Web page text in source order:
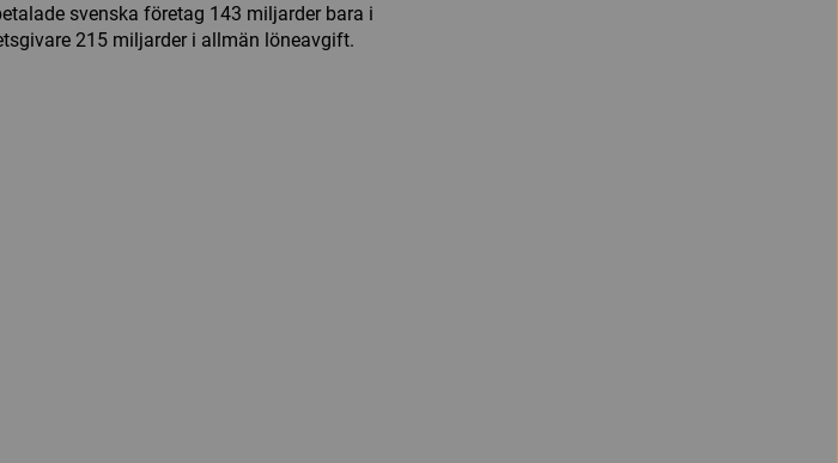
svenska företag 143 miljarder bara i
215 miljarder i allmän löneavgift.